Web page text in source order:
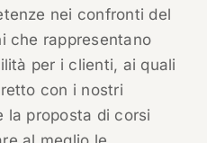
nei confronti del
che rappresentano
per i clienti, ai quali
con i nostri
la proposta di corsi